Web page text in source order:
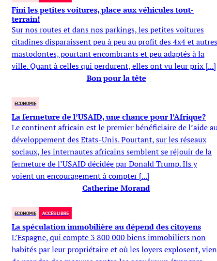
Fini les petites voitures, place aux véhicules tout-
terrain!
Sur nos routes et dans nos parkings, les petites voitures
citadines disparaissent peu à peu au profit des 4x4 et autres
mastodontes, pourtant encombrants et peu adaptés à la
ville. Quant à celles qui perdurent, elles ont vu leur prix [...]
Bon pour la tête
ECONOMIE
La fermeture de l’USAID, une chance pour l’Afrique?
Le continent africain est le premier bénéficiaire de l’aide
développement des Etats-Unis. Pourtant, sur les réseaux
sociaux, les internautes africains semblent se réjouir de la
fermeture de l’USAID décidée par Donald Trump. Ils y
voient un encouragement à compter [...]
Catherine Morand
ECONOMIE ACCÈS LIBRE
La spéculation immobilière au dépend des citoyens
L’Espagne, qui compte 3 800 000 biens immobiliers non
habités par leur propriétaire et où les loyers explosent,